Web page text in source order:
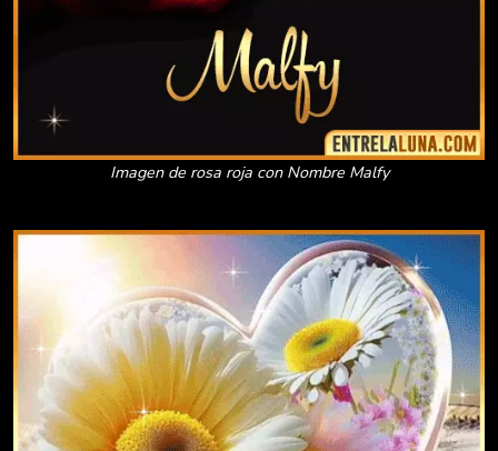
Imagen de rosa roja con Nombre Malfy